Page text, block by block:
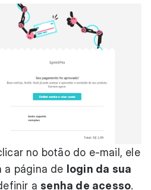
no botão do e-mail, ele
a página de login da sua
a senha de acesso.